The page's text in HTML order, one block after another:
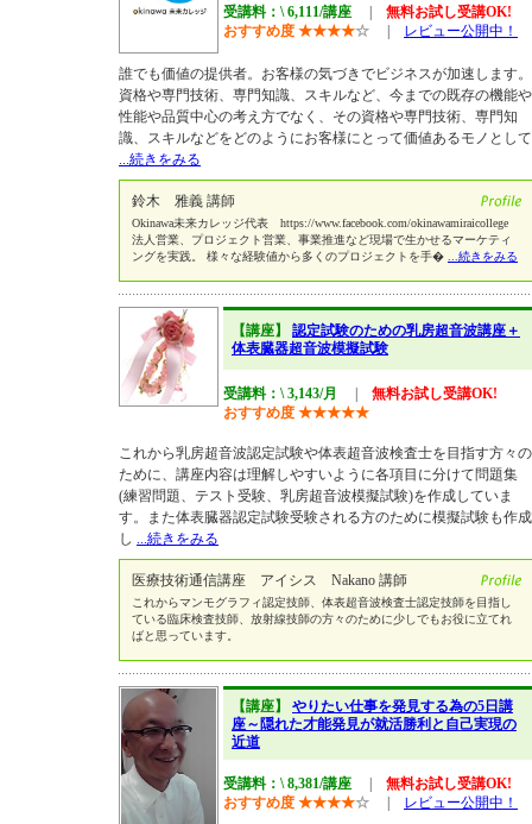
受講料：\ 6,111/講座
無料お試し受講OK!
おすすめ度 ★★★★☆ レビュー公開中！
誰でも価値の提供者。お客様の気づきでビジネスが加速します。
資格や専門技術、専門知識、スキルなど、今までの既存の機能や
性能や品質中心の考え方でなく、その資格や専門技術、専門知
識、スキルなどをどのようにお客様にとって価値あるモノとして
...続きをみる
鈴木 雅義 講師
Okinawa未来カレッジ代表 https://www.facebook.com/okinawamiraicollege
法人営業、プロジェクト営業、事業推進など現場で生かせるマーケティ
ングを実践。 様々な経験値から多くのプロジェクトを手�
...続きをみる
【講座】 認定試験のための乳房超音波講座＋
体表臓器超音波模擬試験
受講料：\ 3,143/月
無料お試し受講OK!
おすすめ度 ★★★★★
これから乳房超音波認定試験や体表超音波検査士を目指す方々の
ために、講座内容は理解しやすいように各項目に分けて問題集
(練習問題、テスト受験、乳房超音波模擬試験)を作成していま
す。また体表臓器認定試験受験される方のために模擬試験も作成
し ...続きをみる
医療技術通信講座 アイシス Nakano 講師
これからマンモグラフィ認定技師、体表超音波検査士認定技師を目指し
ている臨床検査技師、放射線技師の方々のために少しでもお役に立てれ
ばと思っています。
【講座】 やりたい仕事を発見する為の5日講
座～隠れた才能発見が就活勝利と自己実現の
近道
受講料：\ 8,381/講座
無料お試し受講OK!
おすすめ度 ★★★★☆ レビュー公開中！